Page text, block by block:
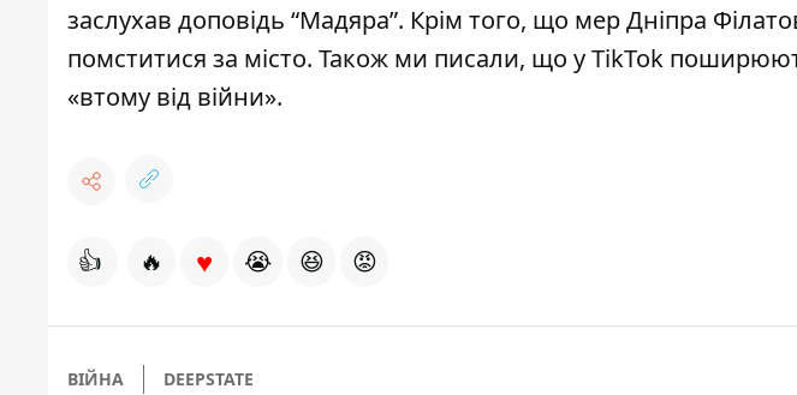
заслухав доповідь “Мадяра”. Крім того, що мер Дніпра
помститися за місто. Також ми писали, що у TikTok
«втому від війни».
👍 🔥 ♥ 😭 😆 😡
ВІЙНА DEEPSTATE